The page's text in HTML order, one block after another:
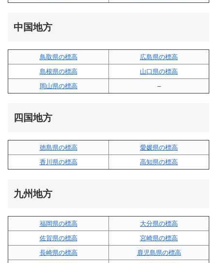
中国地方
鳥取県の標高
広島県の標高
島根県の標高
山口県の標高
岡山県の標高
–
四国地方
徳島県の標高
愛媛県の標高
香川県の標高
高知県の標高
九州地方
福岡県の標高
大分県の標高
佐賀県の標高
宮崎県の標高
長崎県の標高
鹿児島県の標高